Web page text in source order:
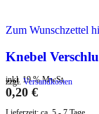
Zum Wunschzettel
Knebel
inkl. 19 % MwSt.
zzgl. Versandkosten
0,20 €